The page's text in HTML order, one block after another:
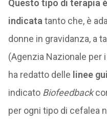
Questo tipo di terapia
indicata tanto che, è
donne in gravidanza, a
(Agenzia Nazionale per
ha redatto delle linee
indicato Biofeedback
per ogni tipo di cefalea